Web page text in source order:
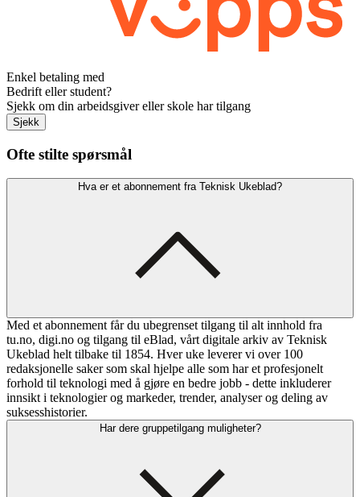
Enkel betaling med
Bedrift eller student?
Sjekk om din arbeidsgiver eller skole har tilgang
Sjekk
Ofte stilte spørsmål
Hva er et abonnement fra Teknisk Ukeblad?
Med et abonnement får du ubegrenset tilgang til alt innhold fra
tu.no, digi.no og tilgang til eBlad, vårt digitale arkiv av Teknisk
Ukeblad helt tilbake til 1854. Hver uke leverer vi over 100
redaksjonelle saker som skal hjelpe alle som har et profesjonelt
forhold til teknologi med å gjøre en bedre jobb - dette inkluderer
innsikt i teknologier og markeder, trender, analyser og deling av
suksesshistorier.
Har dere gruppetilgang muligheter?